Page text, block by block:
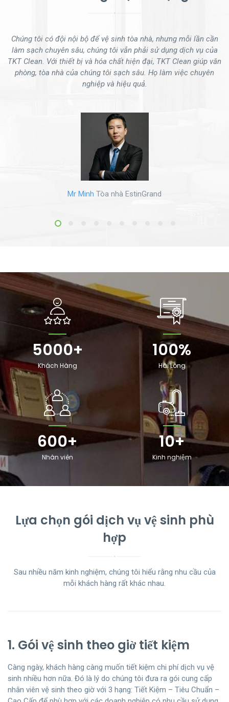
Chúng tôi có đội nội bộ để vệ sinh tòa nhà, nhưng mỗi lần cần
làm sạch chuyên sâu, chúng tôi vẫn phải sử dụng dịch vụ của
TKT Clean. Với thiết bị và hóa chất hiện đại, TKT Clean giúp văn
phòng, tòa nhà của chúng tôi sạch sâu. Họ làm việc chuyên
nghiệp và hiệu quả.
Mr Minh Tòa nhà EstinGrand
1
5000+
Khách Hàng
100%
Hài Lòng
600+
Nhân viên
10+
Kinh nghiệm
Lựa chọn gói dịch vụ vệ sinh phù
hợp
Sau nhiều năm kinh nghiệm, chúng tôi hiểu rằng nhu cầu của
mỗi khách hàng rất khác nhau.
1. Gói vệ sinh theo giờ tiết kiệm
Càng ngày, khách hàng càng muốn tiết kiệm chi phí dịch vụ vệ
sinh nhiều hơn nữa. Đó là lý do chúng tôi đưa ra gói cung cấp
nhân viên vệ sinh theo giờ với 3 hạng: Tiết Kiệm – Tiêu Chuẩn –